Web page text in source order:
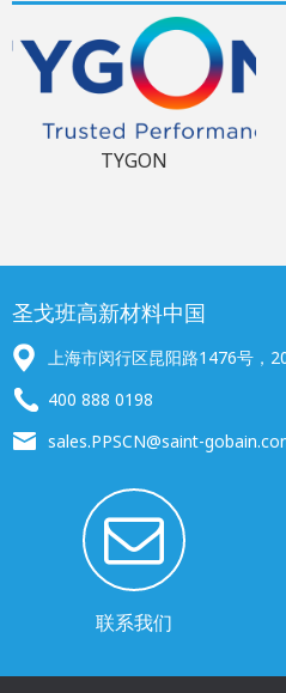
TYGON
圣戈班高新材料中国
上海市闵行区昆阳路1476号，
400 888 0198
sales.PPSCN@saint-
联系我们